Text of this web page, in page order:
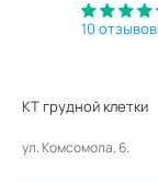
10 отзывов
КТ грудной клетки
ул. Комсомола, 6.